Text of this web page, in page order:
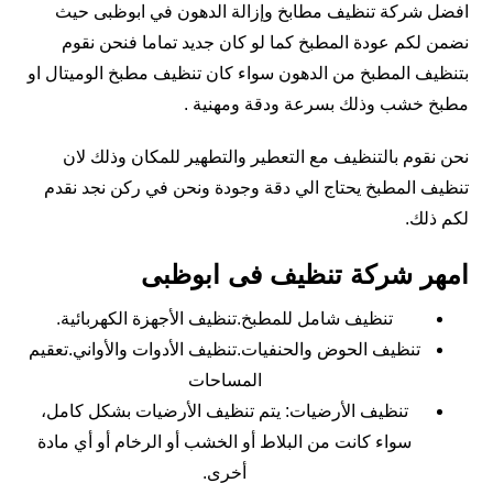
افضل شركة تنظيف مطابخ وإزالة الدهون في ابوظبى حيث
نضمن لكم عودة المطبخ كما لو كان جديد تماما فنحن نقوم
بتنظيف المطبخ من الدهون سواء كان تنظيف مطبخ الوميتال او
مطبخ خشب وذلك بسرعة ودقة ومهنية .
نحن نقوم بالتنظيف مع التعطير والتطهير للمكان وذلك لان
تنظيف المطبخ يحتاج الي دقة وجودة ونحن في ركن نجد نقدم
لكم ذلك.
امهر شركة تنظيف فى ابوظبى
تنظيف شامل للمطبخ.تنظيف الأجهزة الكهربائية.
تنظيف الحوض والحنفيات.تنظيف الأدوات والأواني.تعقيم
المساحات
تنظيف الأرضيات: يتم تنظيف الأرضيات بشكل كامل،
سواء كانت من البلاط أو الخشب أو الرخام أو أي مادة
أخرى.